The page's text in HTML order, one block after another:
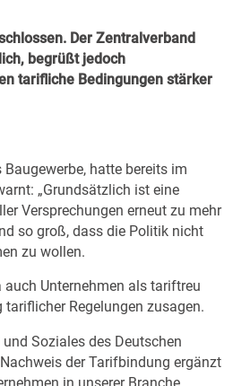
Der Zentralverband
begrüßt jedoch
tarifliche Bedingungen stärker
hatte bereits im
„Grundsätzlich ist eine
Versprechungen erneut zu mehr
so groß, dass die Politik nicht
zu wollen.
Unternehmen als tariftreu
Regelungen zusagen.
Soziales des Deutschen
der Tarifbindung ergänzt